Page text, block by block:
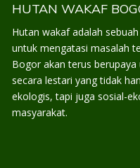
HUTAN WAKAF
Hutan wakaf adalah
untuk mengatasi masalah
Bogor akan terus
secara lestari yang tidak
ekologis, tapi juga sosial-
masyarakat.